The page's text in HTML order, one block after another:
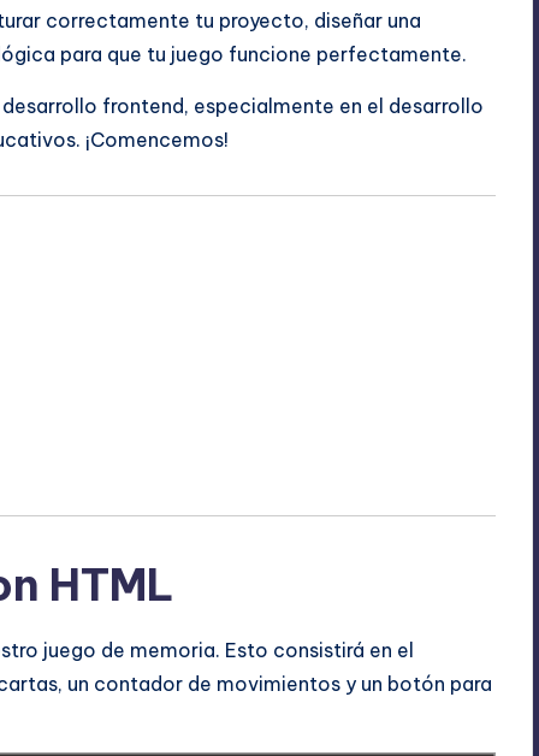
correctamente tu proyecto, diseñar una
para que tu juego funcione perfectamente.
frontend, especialmente en el desarrollo
¡Comencemos!
HTML
juego de memoria. Esto consistirá en el
un contador de movimientos y un botón para